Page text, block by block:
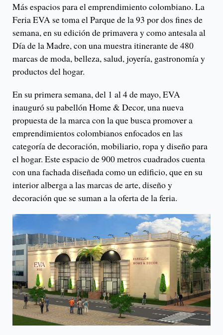
Más espacios para el emprendimiento colombiano. La
Feria EVA se toma el Parque de la 93 por dos fines de
semana, en su edición de primavera y como antesala al
Día de la Madre, con una muestra itinerante de 480
marcas de moda, belleza, salud, joyería, gastronomía y
productos del hogar.
En su primera semana, del 1 al 4 de mayo, EVA
inauguró su pabellón Home & Decor, una nueva
propuesta de la marca con la que busca promover a
emprendimientos colombianos enfocados en las
categoría de decoración, mobiliario, ropa y diseño para
el hogar. Este espacio de 900 metros cuadrados cuenta
con una fachada diseñada como un edificio, que en su
interior alberga a las marcas de arte, diseño y
decoración que se suman a la oferta de la feria.